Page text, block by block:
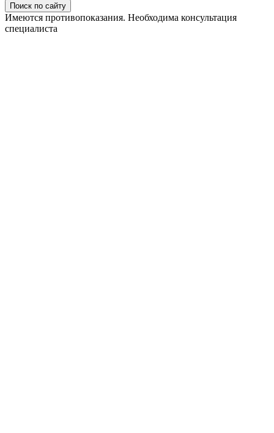
Поиск по сайту
Имеются противопоказания. Необходима консультация
специалиста